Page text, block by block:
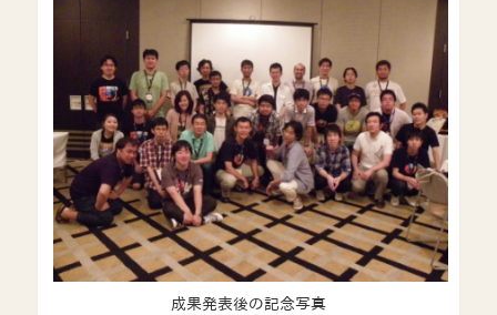
成果発表後の記念写真